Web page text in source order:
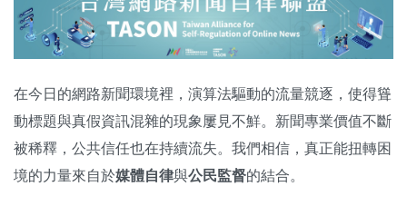
監督觀察
媒體素養
研究計畫
在今日的網路新聞環境裡，演算法驅動的流量競逐，使得聳
動標題與真假資訊混雜的現象屢見不鮮。新聞專業價值不斷
被稀釋，公共信任也在持續流失。我們相信，真正能扭轉困
境的力量來自於媒體自律與公民監督的結合。